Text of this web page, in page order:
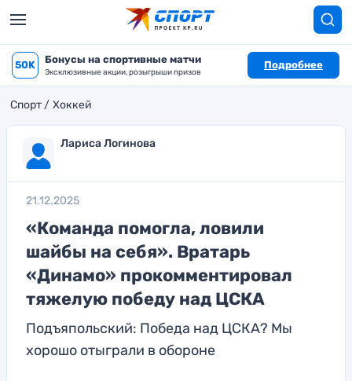
50K Бонусы на спортивные матчи
Эксклюзивные акции, розыгрыши призов
Подробнее
Спорт Хоккей
Лариса Логинова
21.12.2025
«Команда помогла, ловили
шайбы на себя». Вратарь
«Динамо» прокомментировал
тяжелую победу над ЦСКА
Подъяпольский: Победа над ЦСКА? Мы
хорошо отыграли в обороне